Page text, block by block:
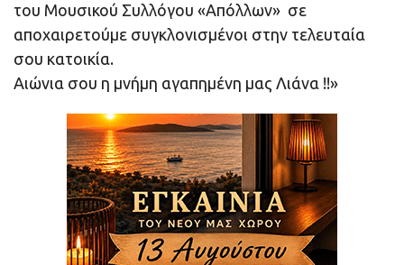
του Μουσικού Συλλόγου «Απόλλων» σε
αποχαιρετούμε συγκλονισμένοι στην τελευταία
σου κατοικία.
Αιώνια σου η μνήμη αγαπημένη μας Λιάνα !!»